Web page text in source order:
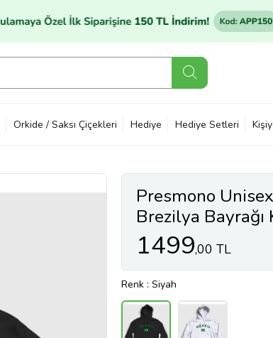
Orkide / Saksı Çiçekleri Hediye Hediye Setleri
Presmono
Brezilya
479630tt (Siyah)
1499,00 TL
Renk : Siyah